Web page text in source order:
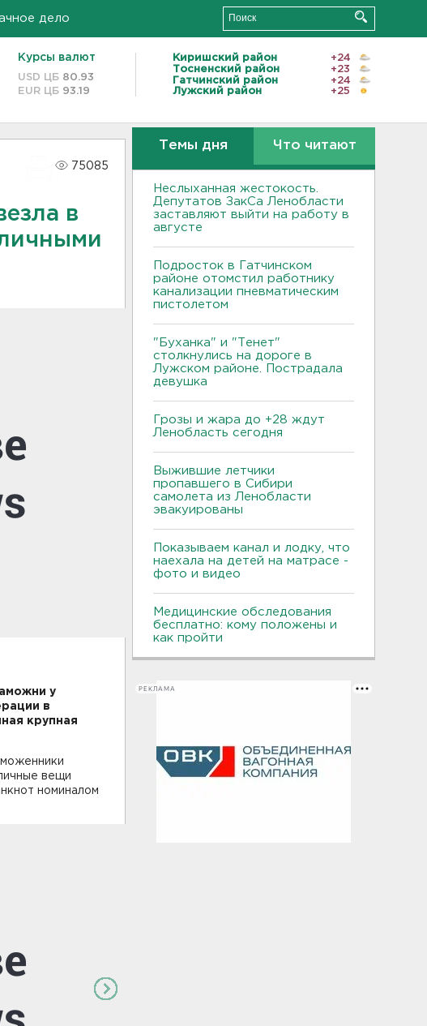
дело
Курсы валют
USD ЦБ 80.93
EUR ЦБ 93.19
Киришский район
+24
Тосненский район
+23
Гатчинский район
+24
Лужский район
+25
75085
в
у
в
крупная
вещи
номиналом
Темы дня Что читают
Неслыханная жестокость.
Депутатов ЗакСа Ленобласти
заставляют выйти на работу в
августе
Подросток в Гатчинском
районе отомстил работнику
канализации пневматическим
пистолетом
"Буханка" и "Тенет"
столкнулись на дороге в
Лужском районе. Пострадала
девушка
Грозы и жара до +28 ждут
Ленобласть сегодня
Выжившие летчики
пропавшего в Сибири
самолета из Ленобласти
эвакуированы
Показываем канал и лодку, что
наехала на детей на матрасе -
фото и видео
Медицинские обследования
бесплатно: кому положены и
как пройти
РЕКЛАМА